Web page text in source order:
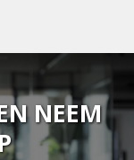
NEEM